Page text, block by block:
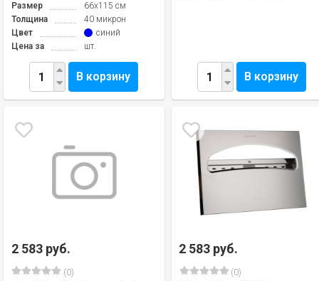
Размер
66х115 см
Толщина
40 микрон
Цвет
синий
Цена за
шт.
В корзину В корзину
2 583 руб.
(0)
2 583 руб.
(0)